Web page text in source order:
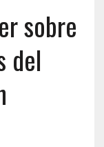
sobre
del